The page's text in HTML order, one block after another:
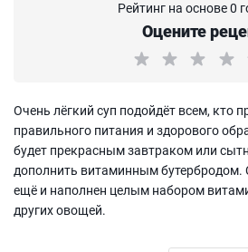
Рейтинг на основе 0
Оцените
Очень лёгкий суп подойдёт всем, кто
правильного питания и здорового
будет прекрасным завтраком или
дополнить витаминным бутербродом.
ещё и наполнен целым набором
других овощей.